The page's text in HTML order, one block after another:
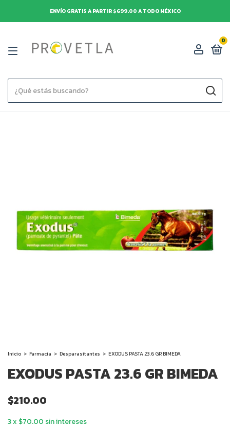
ENVÍO GRATIS A PARTIR $699.00 A TODO MÉXICO
0
Inicio > Farmacia > Desparasitantes > EXODUS PASTA 23.6 GR BIMEDA
EXODUS PASTA 23.6 GR BIMEDA
$210.00
3x $70.00 sin intereses